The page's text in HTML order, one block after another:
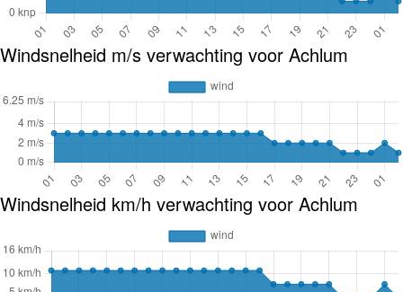
Windsnelheid m/s verwachting voor Achlum
Windsnelheid km/h verwachting voor Achlum